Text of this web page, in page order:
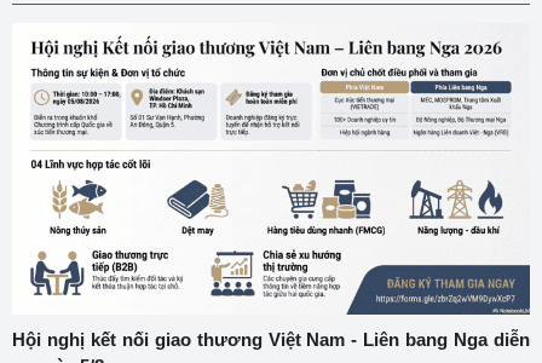
Hội nghị kết nối giao thương Việt Nam - Liên bang Nga diễn